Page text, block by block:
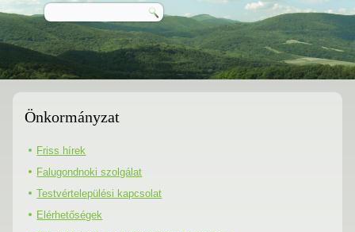
Önkormányzat
Friss hírek
Falugondnoki szolgálat
Testvértelepülési kapcsolat
Elérhetőségek